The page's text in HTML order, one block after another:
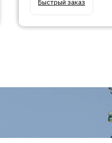
Быстрый заказ